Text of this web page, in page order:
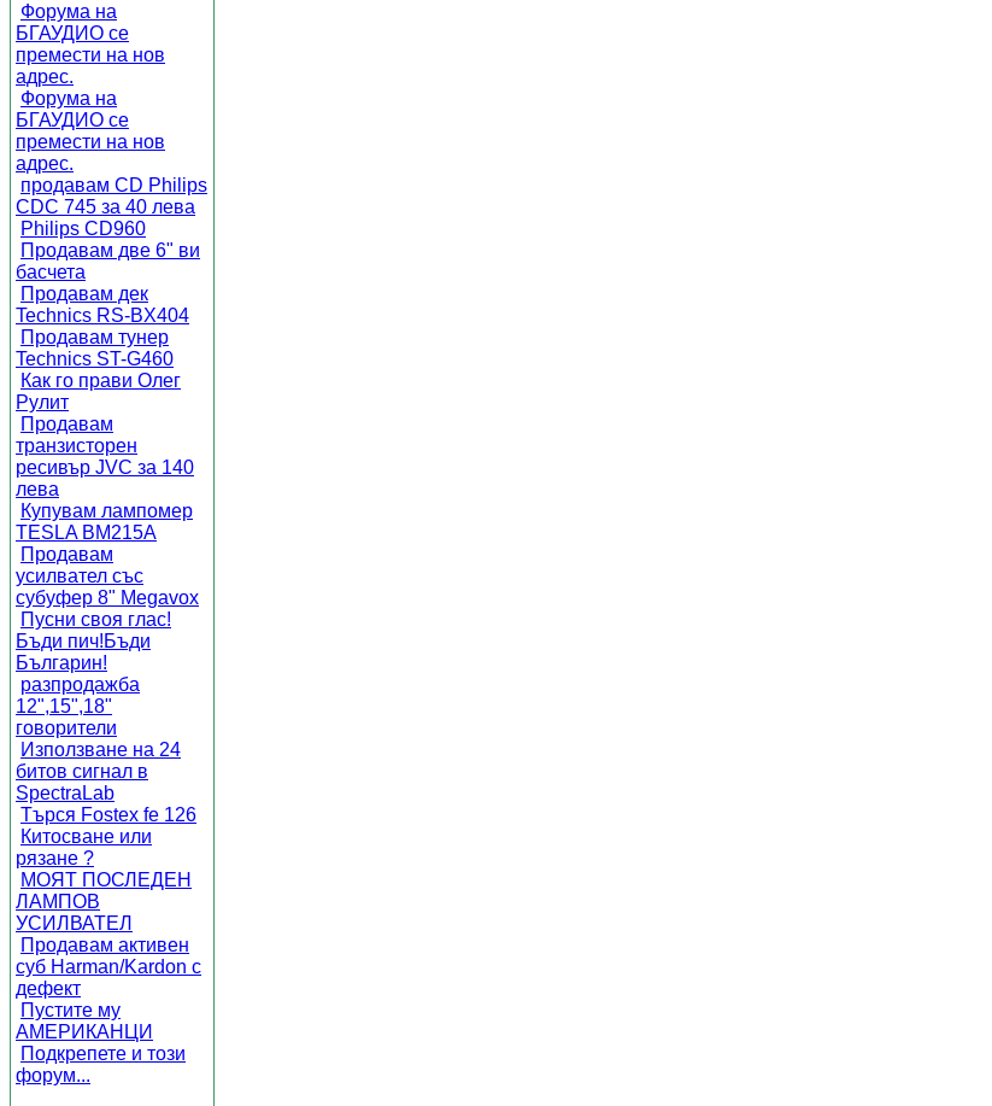
Форума на
БГАУДИО се
премести на нов
адрес.
Форума на
БГАУДИО се
премести на нов
адрес.
продавам CD Philips
CDC 745 за 40 лева
Philips CD960
Продавам две 6" ви
басчета
Продавам дек
Technics RS-BX404
Продавам тунер
Technics ST-G460
Как го прави Олег
Рулит
Продавам
транзисторен
ресивър JVC за 140
лева
Купувам лампомер
TESLA BM215A
Продавам
усилвател със
субуфер 8" Megavox
Пусни своя глас!
Бъди пич!Бъди
Българин!
разпродажба
12",15",18"
говорители
Използване на 24
битов сигнал в
SpectraLab
Търся Fostex fe 126
Китосване или
рязане ?
МОЯТ ПОСЛЕДЕН
ЛАМПОВ
УСИЛВАТЕЛ
Продавам активен
суб Harman/Kardon с
дефект
Пустите му
АМЕРИКАНЦИ
Подкрепете и този
форум...